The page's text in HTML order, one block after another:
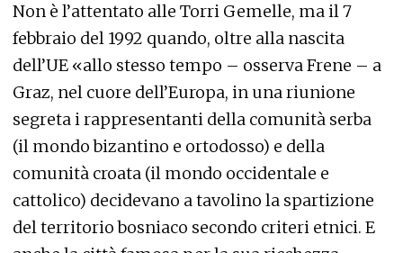
Non è l’attentato alle Torri Gemelle, ma il 7
febbraio del 1992 quando, oltre alla nascita
dell’UE «allo stesso tempo – osserva Frene – a
Graz, nel cuore dell’Europa, in una riunione
segreta i rappresentanti della comunità serba
(il mondo bizantino e ortodosso) e della
comunità croata (il mondo occidentale e
cattolico) decidevano a tavolino la spartizione
del territorio bosniaco secondo criteri etnici. E